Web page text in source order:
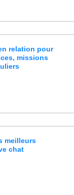
relation pour
missions
meilleurs
chat